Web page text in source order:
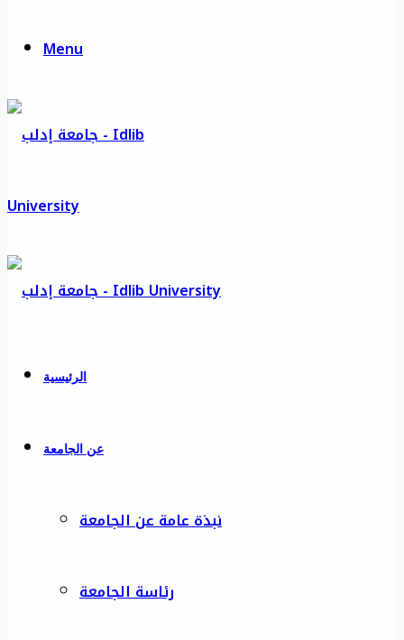
Menu
الرئيسية
عن الجامعة
نبذة عامة عن الجامعة
رئاسة الجامعة